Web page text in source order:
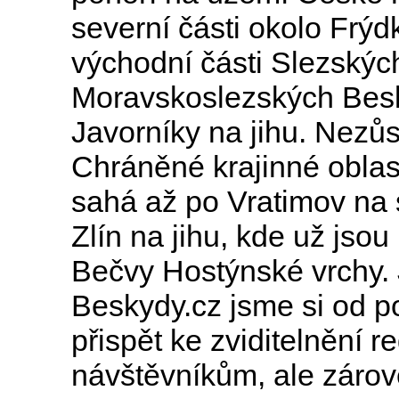
severní části okolo
východní části
Moravskoslezských
Javorníky na jihu.
Chráněné krajinné
sahá až po Vratimov
Zlín na jihu, kde už
Bečvy Hostýnské
Beskydy.cz jsme si od
přispět ke zviditelnění
návštěvníkům, ale